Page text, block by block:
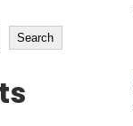
Search